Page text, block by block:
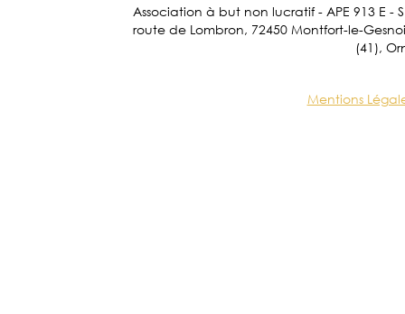
Association à but non lucratif - APE 913 E -
route de Lombron, 72450 Montfort-le-
(41),
Mentions